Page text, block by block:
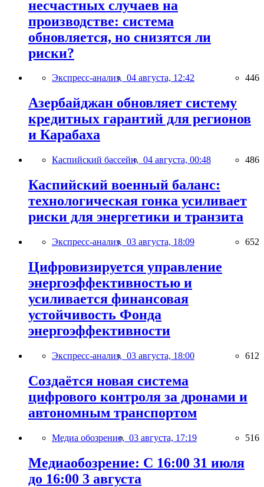
несчастных случаев на
производстве: система
обновляется, но снизятся ли
риски?
Экспресс-анализ, 04 августа, 12:42 446
Азербайджан обновляет систему
кредитных гарантий для регионов
и Карабаха
Каспийский бассейн, 04 августа, 00:48 486
Каспийский военный баланс:
технологическая гонка усиливает
риски для энергетики и транзита
Экспресс-анализ, 03 августа, 18:09 652
Цифровизируется управление
энергоэффективностью и
усиливается финансовая
устойчивость Фонда
энергоэффективности
Экспресс-анализ, 03 августа, 18:00 612
Создаётся новая система
цифрового контроля за дронами и
автономным транспортом
Медиа обозрение, 03 августа, 17:19 516
Медиаобозрение: С 16:00 31 июля
до 16:00 3 августа